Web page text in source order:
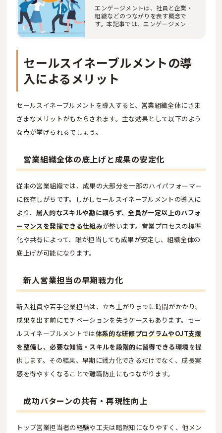
エンゲージメントは、社員と企業・
組織などのつながりを表す概念で
す。本記事では、エンゲージメント
セールスイネーブルメントの導
入によるメリット
セールスイネーブルメントを導入すると、営業組織全体にさま
ざまなメリットがもたらされます。主な効果として以下のよう
な点が挙げられるでしょう。
営業組織全体の底上げと成果の安定化
従来の営業組織では、成果の大部分を一部のハイパフォーマー
に依存しがちです。しかしセールスイネーブルメントの導入に
より、 属人的なスキルや勘に頼らず、全員が一定以上のパフォ
ーマンスを発揮できる仕組みが整います。営業プロセスの標準
化や共有によって、誰が担当しても成果が安定し、組織全体の
底上げが可能になります。
新人営業担当の早期戦力化
新入社員や若手営業担当は、立ち上がりまでに時間がかかり、
成果を出す前にモチベーションを失うケースもあります。セー
ルスイネーブルメントでは体系的な研修プログラムやOJT支援
を整備し、必要な知識・スキルを段階的に習得できる環境を提
供します。その結果、早期に戦力化できるだけでなく、成長実
感を得やすくなることで離職防止にもつながります。
成功パターンの共有・再現性向上
トップ営業担当者の経験や工夫は暗黙知になりやすく、他メン